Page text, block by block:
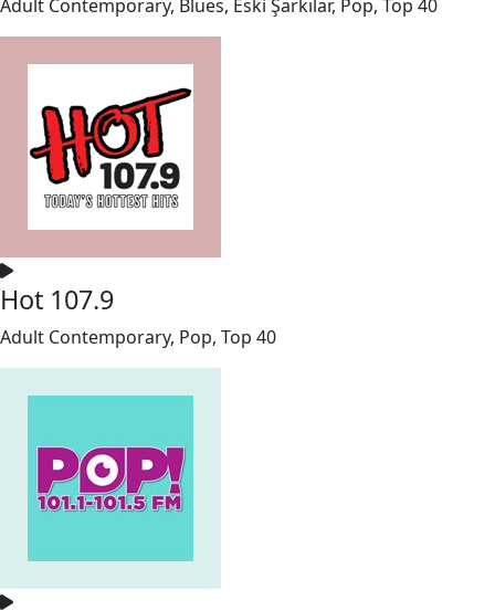
Adult Contemporary, Blues, Eski Şarkılar, Pop, Top 40
Hot 107.9
Adult Contemporary, Pop, Top 40